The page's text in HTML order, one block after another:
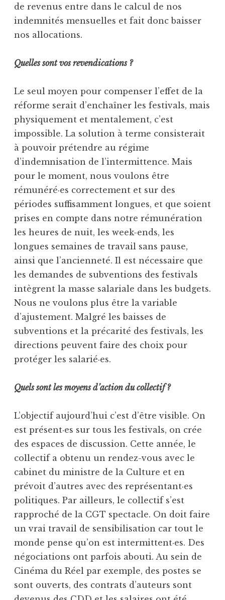
de revenus entre dans le calcul de nos
indemnités mensuelles et fait donc baisser
nos allocations.
Quelles sont vos revendications ?
Le seul moyen pour compenser l’effet de la
réforme serait d’enchaîner les festivals, mais
physiquement et mentalement, c’est
impossible. La solution à terme consisterait
à pouvoir prétendre au régime
d’indemnisation de l’intermittence. Mais
pour le moment, nous voulons être
rémunéré·es correctement et sur des
périodes suffisamment longues, et que soient
prises en compte dans notre rémunération
les heures de nuit, les week-ends, les
longues semaines de travail sans pause,
ainsi que l’ancienneté. Il est nécessaire que
les demandes de subventions des festivals
intègrent la masse salariale dans les budgets.
Nous ne voulons plus être la variable
d’ajustement. Malgré les baisses de
subventions et la précarité des festivals, les
directions peuvent faire des choix pour
protéger les salarié·es.
Quels sont les moyens d’action du collectif ?
L’objectif aujourd’hui c’est d’être visible. On
est présent·es sur tous les festivals, on crée
des espaces de discussion. Cette année, le
collectif a obtenu un rendez-vous avec le
cabinet du ministre de la Culture et en
prévoit d’autres avec des représentant·es
politiques. Par ailleurs, le collectif s’est
rapproché de la CGT spectacle. On doit faire
un vrai travail de sensibilisation car tout le
monde pense qu’on est intermittent·es. Des
négociations ont parfois abouti. Au sein de
Cinéma du Réel par exemple, des postes se
sont ouverts, des contrats d’auteurs sont